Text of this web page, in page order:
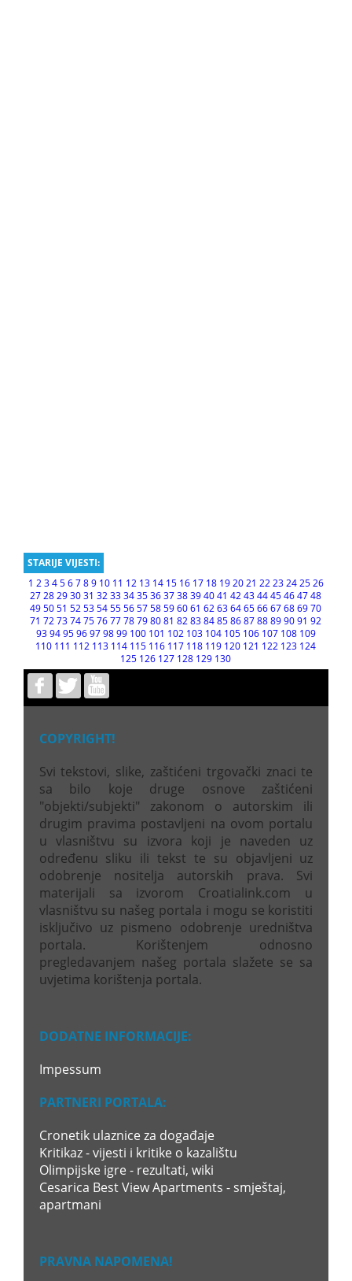
STARIJE VIJESTI:
1 23456789 10 11 12 13 14 15 16 17 18 192021 2223242526
27 28 29 30 31 32 33 34 35 36 37 38 39 40 41 42 43 44 45 46 47 48
49 50 51 52 53 54 55 56 57 58 59 60 61 62 63 64 65 66 67 68 69 70
71 72 73 74 75 76 77 78 79 80 81 82 83 84 85 86 87 88 89 90 91 92
93949596979899 100 101 102 103 104 105 106 107 108 109
110 111 112 113 114 115 116 117 118 119 120 121 122 123 124
125 126 127 128 129 130
COPYRIGHT!
Svi tekstovi, slike, zaštićeni trgovački znaci te
sa bilo koje druge osnove zaštićeni
"objekti/subjekti" zakonom o autorskim ili
drugim pravima postavljeni na ovom portalu
u vlasništvu su izvora koji je naveden uz
određenu sliku ili tekst te su objavljeni uz
odobrenje nositelja autorskih prava. Svi
materijali sa izvorom Croatialink.com u
vlasništvu su našeg portala i mogu se koristiti
isključivo uz pismeno odobrenje uredništva
portala. Korištenjem odnosno
pregledavanjem našeg portala slažete se sa
uvjetima korištenja portala.
DODATNE INFORMACIJE:
Impessum
PARTNERI PORTALA:
Cronetik ulaznice za događaje
Kritikaz - vijesti i kritike o kazalištu
Olimpijske igre - rezultati, wiki
Cesarica Best View Apartments - smještaj,
apartmani
PRAVNA NAPOMENA!